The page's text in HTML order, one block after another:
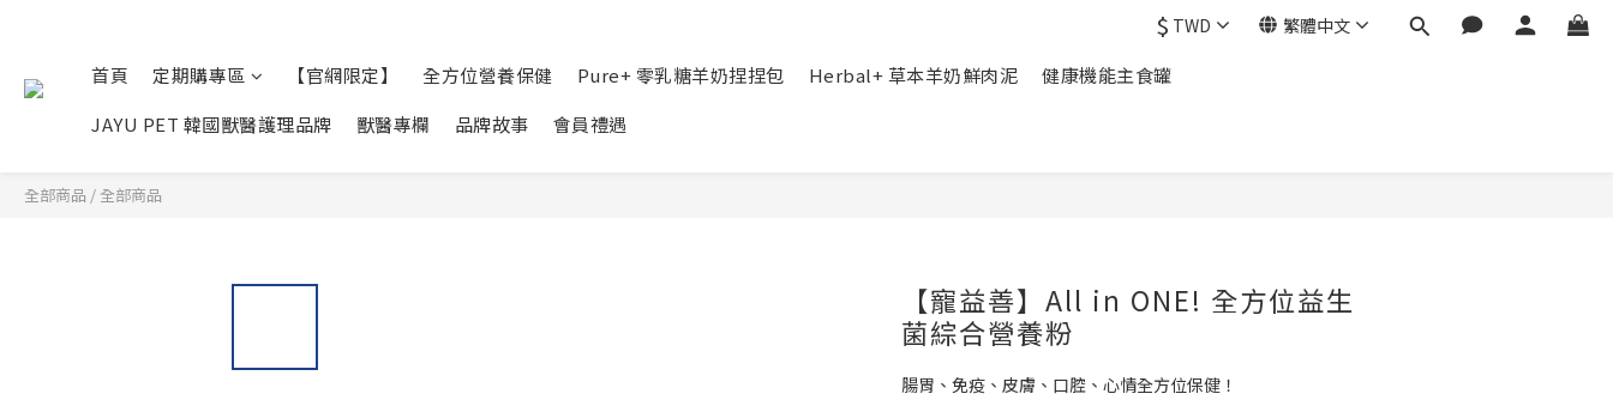
$ TWD 繁體中文
首頁 定期購專區 【官網限定】 全方位營養保健 Pure+ 零乳糖羊奶捏捏包 Herbal+ 草本羊奶鮮肉泥
健康機能主食罐
JAYU PET 韓國獸醫護理品牌
獸醫專欄 品牌故事 會員禮遇
全部商品 / 全部商品
【寵益善】All in ONE! 全方位益生
菌綜合營養粉
腸胃、免疫、皮膚、口腔、心情全方位保健！